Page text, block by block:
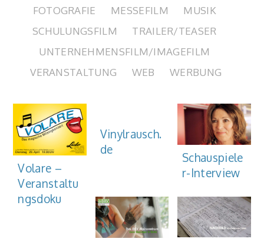
FOTOGRAFIE
MESSEFILM
MUSIK
SCHULUNGSFILM
TRAILER/TEASER
UNTERNEHMENSFILM/IMAGEFILM
VERANSTALTUNG
WEB WERBUNG
Volare –
Veranstaltu
ngsdoku
Vinylrausch.
de
Schauspiele
r-Interview